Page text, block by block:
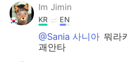
ไทย
Türkçe Tiếng
Im Jimin
KR EN
@Sania 사니아 뭐라
괘안타